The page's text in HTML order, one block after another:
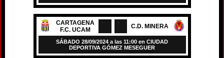
CARTAGENA
F.C. UCAM
C.D. MINERA
SÁBADO 28/09/2024 a las 11:00 en CIUDAD
DEPORTIVA GÓMEZ MESEGUER